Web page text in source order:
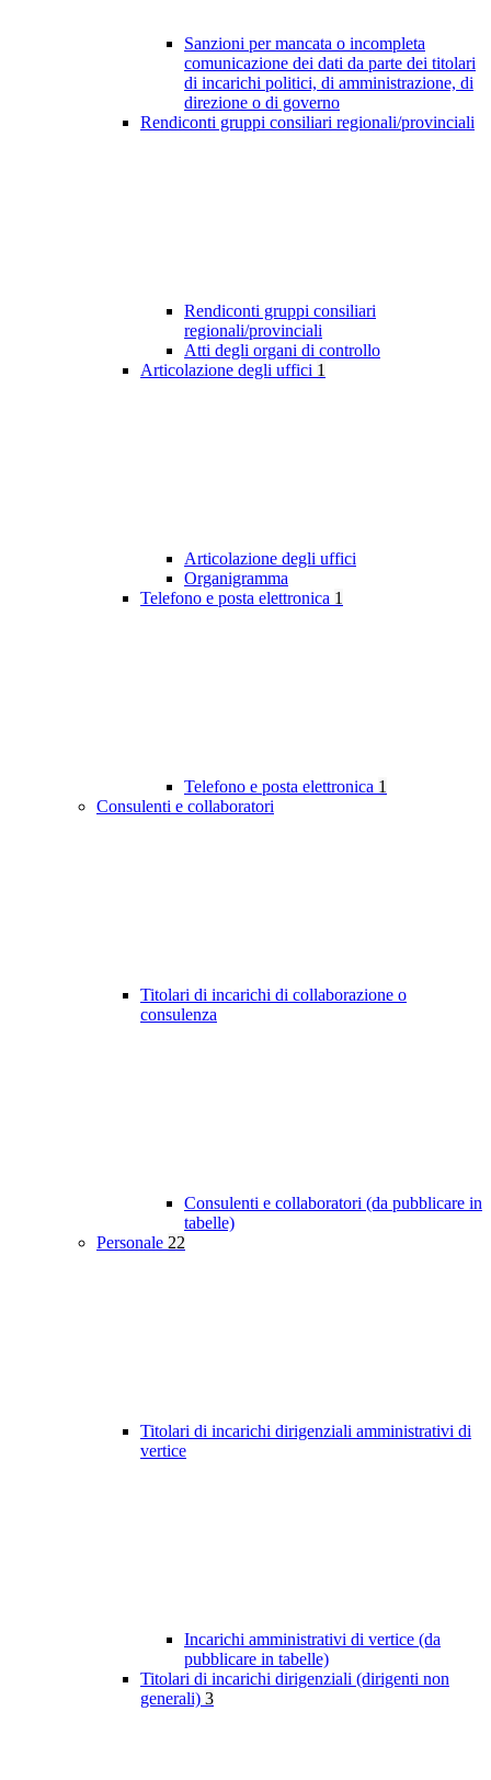
Sanzioni per mancata o incompleta
comunicazione dei dati da parte dei titolari
di incarichi politici, di amministrazione, di
direzione o di governo
Rendiconti gruppi consiliari regionali/provinciali
Rendiconti gruppi consiliari
regionali/provinciali
Atti degli organi di controllo
Articolazione degli uffici 1
Articolazione degli uffici
Organigramma
Telefono e posta elettronica 1
Telefono e posta elettronica 1
Consulenti e collaboratori
Titolari di incarichi di collaborazione o
consulenza
Consulenti e collaboratori (da pubblicare in
tabelle)
Personale 22
Titolari di incarichi dirigenziali amministrativi di
vertice
Incarichi amministrativi di vertice (da
pubblicare in tabelle)
Titolari di incarichi dirigenziali (dirigenti non
generali) 3